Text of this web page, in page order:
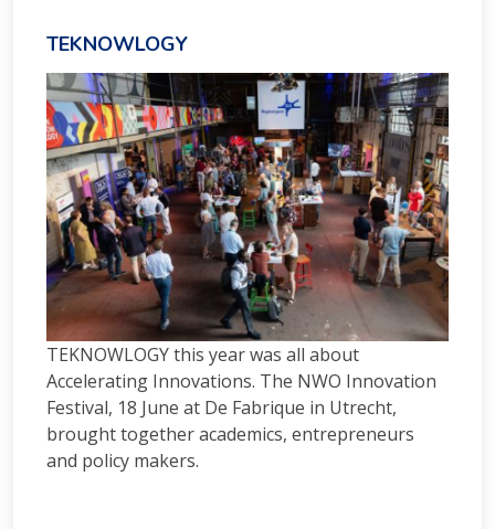
TEKNOWLOGY
TEKNOWLOGY this year was all about
Accelerating Innovations. The NWO Innovation
Festival, 18 June at De Fabrique in Utrecht,
brought together academics, entrepreneurs
and policy makers.